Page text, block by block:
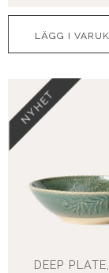
DEEP
NYHET